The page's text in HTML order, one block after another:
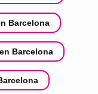
Barcelona
Barcelona